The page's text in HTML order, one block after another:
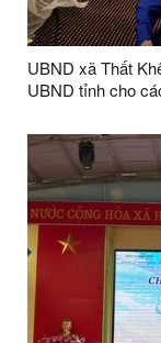
UBND xã Thất
UBND tỉnh cho